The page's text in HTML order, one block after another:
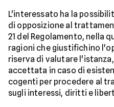
L'interessato ha la
di opposizione al
21 del Regolamento, nella
ragioni che giustifichino
riserva di valutare
accettata in caso di
cogenti per procedere al
sugli interessi, diritti e